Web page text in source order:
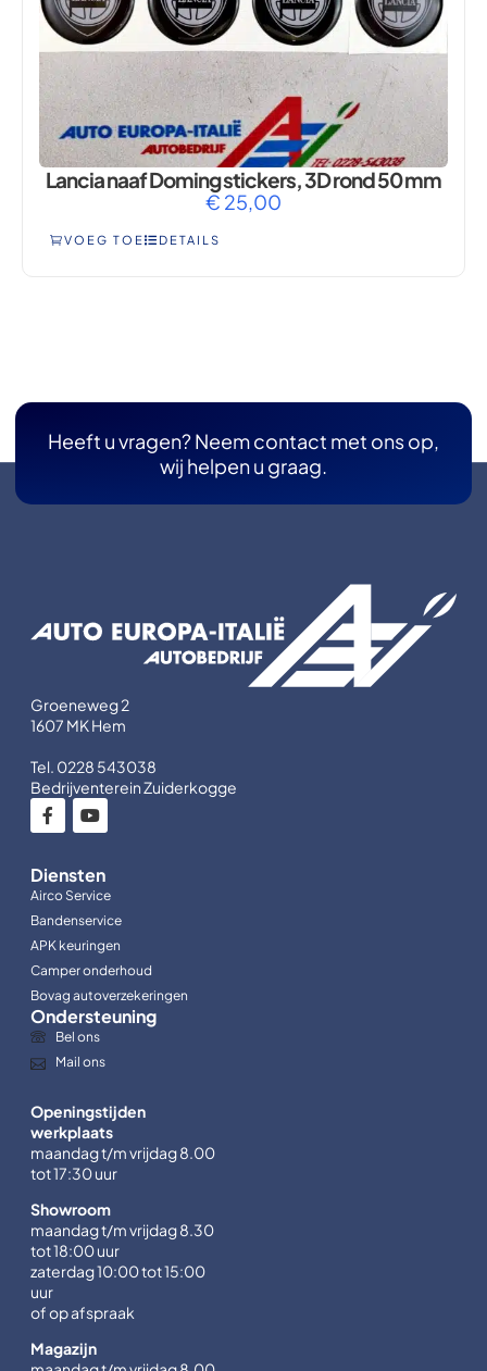
Lancia naaf Doming stickers, 3D rond 50 mm
€ 25,00
VOEG TOE DETAILS
Heeft u vragen? Neem contact met ons op,
wij helpen u graag.
Groeneweg 2
1607 MK Hem
Tel. 0228 543038
Bedrijventerein Zuiderkogge
Diensten
Airco Service
Bandenservice
APK keuringen
Camper onderhoud
Bovag autoverzekeringen
Ondersteuning
Bel ons
Mail ons
Openingstijden
werkplaats
maandag t/m vrijdag 8.00
tot 17:30 uur
Showroom
maandag t/m vrijdag 8.30
tot 18:00 uur
zaterdag 10:00 tot 15:00
uur
of op afspraak
Magazijn